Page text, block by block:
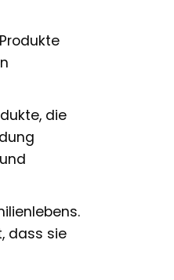
die
dass sie